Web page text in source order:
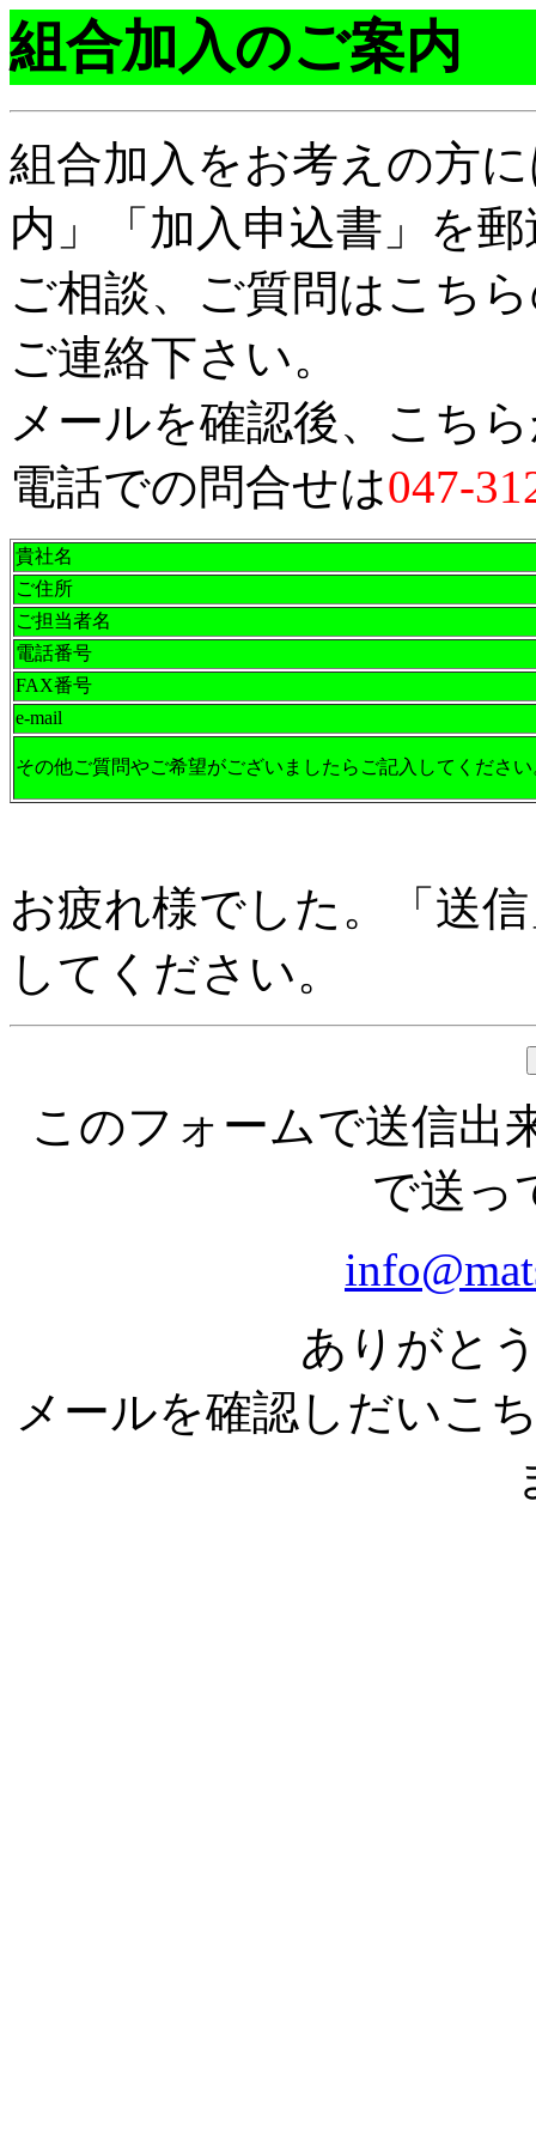
組合加入のご案内
組合加入をお考えの方
内」「加入申込書」を
ご相談、ご質問はこち
ご連絡下さい。
メールを確認後、こち
電話での問合せは047-
貴社名
ご住所
ご担当者名
電話番号
FAX番号
e-mail
その他ご質問やご希望がございましたらご記入してください
お疲れ様でした。「送
してください。
このフォームで送信出
で送っ
ありがと
メールを確認しだいこ